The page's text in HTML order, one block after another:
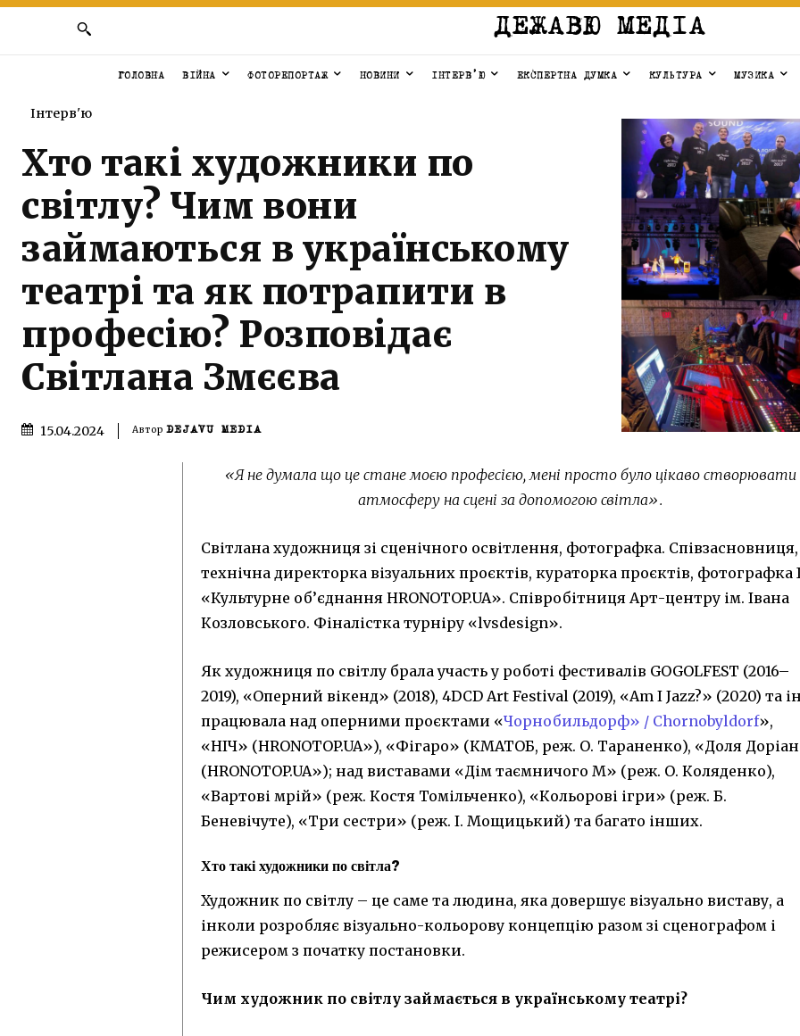
ДЕЖАВЮ МЕДІА
ГОЛОВНА ВІЙНА ФОТОРЕПОРТАЖ НОВИНИ ІНТЕРВ’Ю ЕКСПЕРТНА ДУМКА КУЛЬТУРА МУЗИКА
Інтерв'ю
Хто такі художники по
світлу? Чим вони
займаються в українському
театрі та як потрапити в
професію? Розповідає
Світлана Змєєва
15.04.2024 Автор DEJAVU MEDIA
«Я не думала що це стане моєю професією, мені просто було цікаво створювати
атмосферу на сцені за допомогою світла».
Світлана художниця зі сценічного освітлення, фотографка. Співзасновниця,
технічна директорка візуальних проєктів, кураторка проєктів, фотографка
«Культурне об’єднання HRONOTOP.UA». Співробітниця Арт-центру ім. Івана
Козловського. Фіналістка турніру «lvsdesign».
Як художниця по світлу брала участь у роботі фестивалів GOGOLFEST (2016–
2019), «Оперний вікенд» (2018), 4DCD Art Festival (2019), «Am I Jazz?» (2020) та
працювала над оперними проєктами «Чорнобильдорф» / Chornobyldorf»,
«НІЧ» (HRONOTOP.UA»), «Фігаро» (КМАТОБ, реж. О. Тараненко), «Доля
(HRONOTOP.UA»); над виставами «Дім таємничого М» (реж. О. Коляденко),
«Вартові мрій» (реж. Костя Томільченко), «Кольорові ігри» (реж. Б.
Беневічуте), «Три сестри» (реж. І. Мощицький) та багато інших.
Хто такі художники по світла?
Художник по світлу – це саме та людина, яка довершує візуально виставу, а
інколи розробляє візуально-кольорову концепцію разом зі сценографом і
режисером з початку постановки.
Чим художник по світлу займається в українському театрі?